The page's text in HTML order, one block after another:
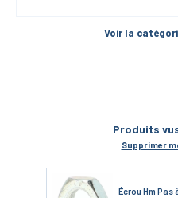
Voir la
Produits
Supprimer
Écrou Hm Pas